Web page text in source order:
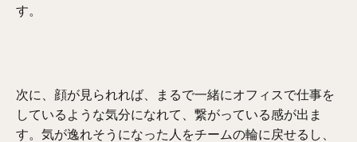
す。
次に、顔が見られれば、まるで一緒にオフィスで仕事を
しているような気分になれて、繋がっている感が出ま
す。気が逸れそうになった人をチームの輪に戻せるし、